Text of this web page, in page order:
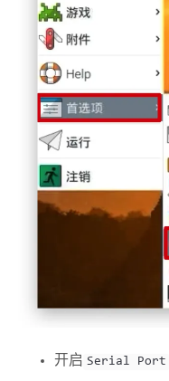
开启 Serial Port